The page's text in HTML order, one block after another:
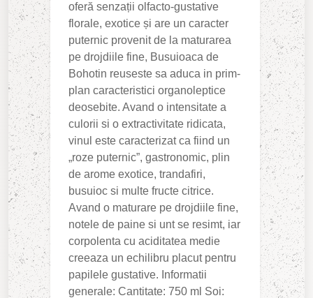
oferă senzații olfacto-gustative
florale, exotice și are un caracter
puternic provenit de la maturarea
pe drojdiile fine, Busuioaca de
Bohotin reuseste sa aduca in prim-
plan caracteristici organoleptice
deosebite. Avand o intensitate a
culorii si o extractivitate ridicata,
vinul este caracterizat ca fiind un
„roze puternic”, gastronomic, plin
de arome exotice, trandafiri,
busuioc si multe fructe citrice.
Avand o maturare pe drojdiile fine,
notele de paine si unt se resimt, iar
corpolenta cu aciditatea medie
creeaza un echilibru placut pentru
papilele gustative. Informatii
generale: Cantitate: 750 ml Soi: